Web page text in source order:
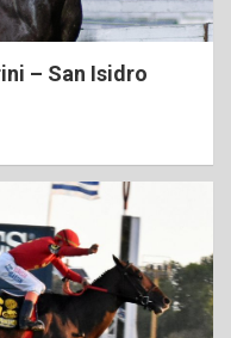
– San Isidro